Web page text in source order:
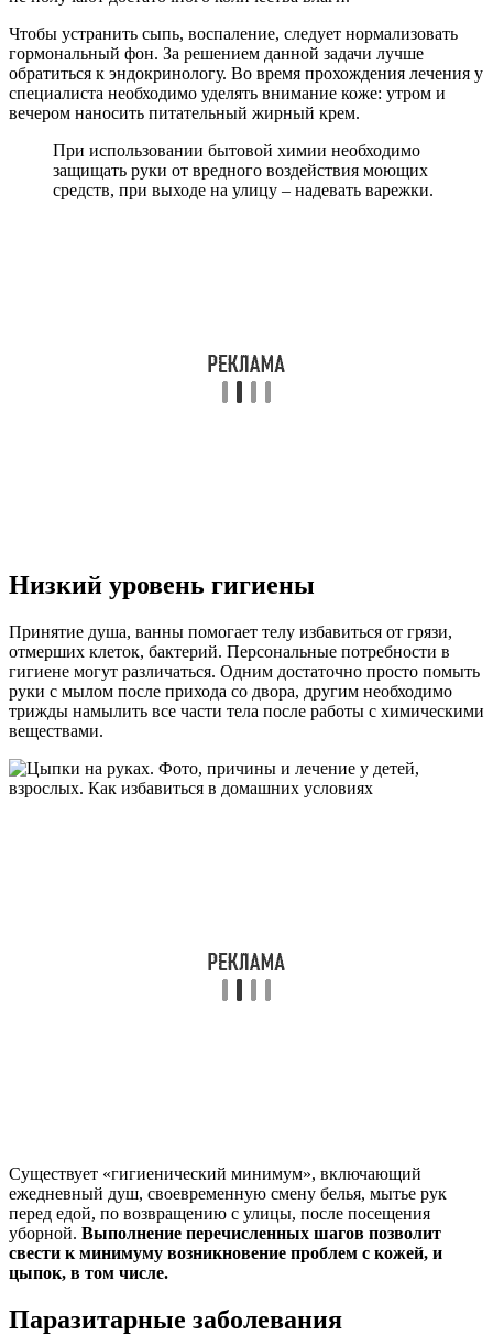
Чтобы устранить сыпь, воспаление, следует нормализовать
гормональный фон. За решением данной задачи лучше
обратиться к эндокринологу. Во время прохождения лечения у
специалиста необходимо уделять внимание коже: утром и
вечером наносить питательный жирный крем.
При использовании бытовой химии необходимо
защищать руки от вредного воздействия моющих
средств, при выходе на улицу – надевать варежки.
Низкий уровень гигиены
Принятие душа, ванны помогает телу избавиться от грязи,
отмерших клеток, бактерий. Персональные потребности в
гигиене могут различаться. Одним достаточно просто помыть
руки с мылом после прихода со двора, другим необходимо
трижды намылить все части тела после работы с химическими
веществами.
Существует «гигиенический минимум», включающий
ежедневный душ, своевременную смену белья, мытье рук
перед едой, по возвращению с улицы, после посещения
уборной. Выполнение перечисленных шагов позволит
свести к минимуму возникновение проблем с кожей, и
цыпок, в том числе.
Паразитарные заболевания